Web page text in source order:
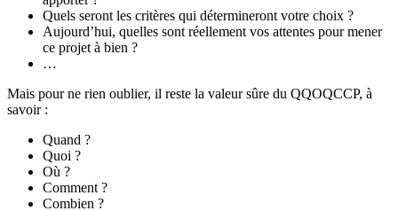
Quels seront les critères qui détermineront votre choix ?
Aujourd’hui, quelles sont réellement vos attentes pour mener
ce projet à bien ?
…
Mais pour ne rien oublier, il reste la valeur sûre du QQOQCCP, à
savoir :
Quand ?
Quoi ?
Où ?
Comment ?
Combien ?